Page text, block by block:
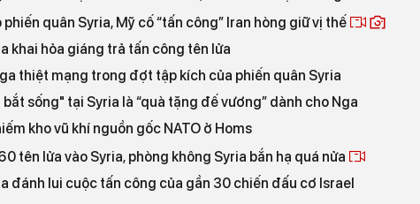
quân Syria, Mỹ cố “tấn công” Iran hòng giữ vị thế
khai hỏa giáng trả tấn công tên lửa
thiệt mạng trong đợt tập kích của phiến quân Syria
sống" tại Syria là “quà tặng đế vương” dành cho Nga
kho vũ khí nguồn gốc NATO ở Homs
tên lửa vào Syria, phòng không Syria bắn hạ quá nửa
đánh lui cuộc tấn công của gần 30 chiến đấu cơ Israel